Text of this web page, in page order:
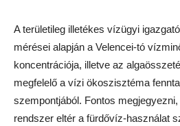
A területileg illetékes vízügyi
mérései alapján a Velencei-tó
koncentrációja, illetve az
megfelelő a vízi ökoszisztéma
szempontjából. Fontos
rendszer eltér a fürdővíz-használat